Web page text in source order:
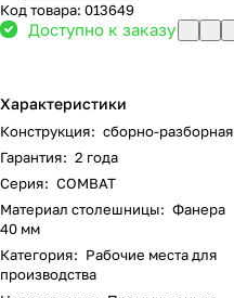
Код товара: 013649
Доступно к заказу
Характеристики
Конструкция: сборно-разборная
Гарантия: 2 года
Серия: COMBAT
Материал столешницы: Фанера
40 мм
Категория: Рабочие места для
производства